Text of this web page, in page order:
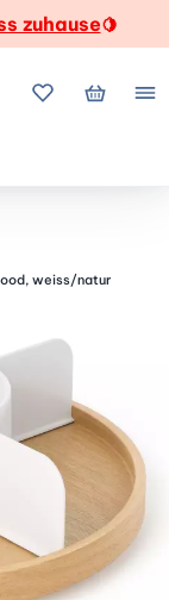
zuhause🍋
MeineMein
weiss/natur